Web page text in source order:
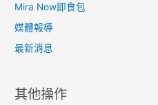
Mira Now即食包
媒體報導
最新消息
其他操作